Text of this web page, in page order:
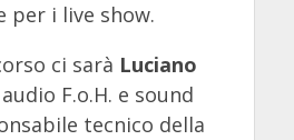
per i live show.
ci sarà Luciano
F.o.H. e sound
tecnico della